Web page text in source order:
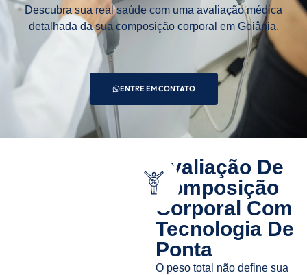
Descubra sua real saúde com uma avaliação médica
detalhada da sua composição corporal em Goiânia.
ENTRE EM CONTATO
Avaliação De
Composição
Corporal Com
Tecnologia De
Ponta
O peso total não define sua